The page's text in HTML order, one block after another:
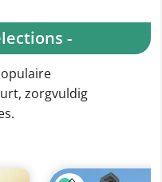
-
zorgvuldig